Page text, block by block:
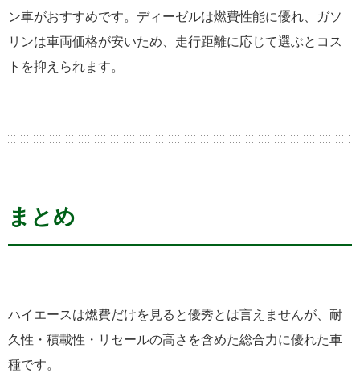
ン車がおすすめです。ディーゼルは燃費性能に優れ、ガソ
リンは車両価格が安いため、走行距離に応じて選ぶとコス
トを抑えられます。
まとめ
ハイエースは燃費だけを見ると優秀とは言えませんが、耐
久性・積載性・リセールの高さを含めた総合力に優れた車
種です。